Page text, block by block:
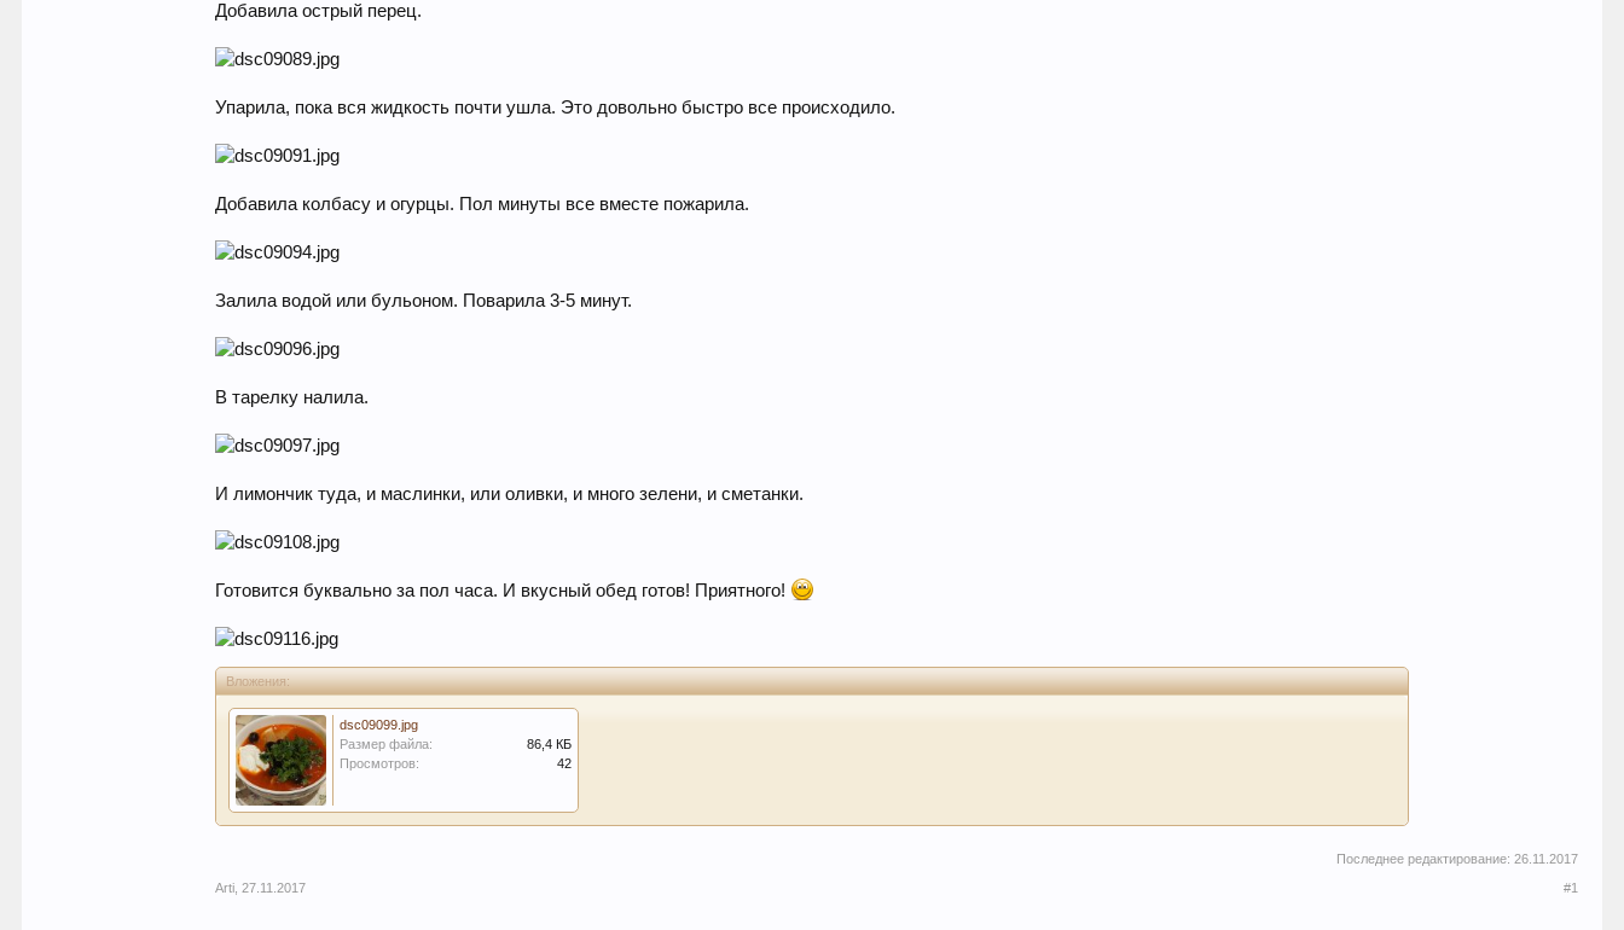
Добавила острый перец.
Упарила, пока вся жидкость почти ушла. Это довольно быстро все происходило.
Добавила колбасу и огурцы. Пол минуты все вместе пожарила.
Залила водой или бульоном. Поварила 3-5 минут.
В тарелку налила.
И лимончик туда, и маслинки, или оливки, и много зелени, и сметанки.
Готовится буквально за пол часа. И вкусный обед готов! Приятного!
Вложения:
dsc09099.jpg
Размер файла:
86,4 КБ
Просмотров:
42
Последнее редактирование: 26.11.2017
Arti 27.11.2017 #1